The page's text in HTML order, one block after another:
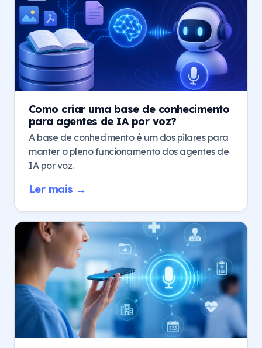
Como criar uma base de conhecimento
para agentes de IA por voz?
A base de conhecimento é um dos pilares para
manter o pleno funcionamento dos agentes de
IA por voz.
Ler mais →